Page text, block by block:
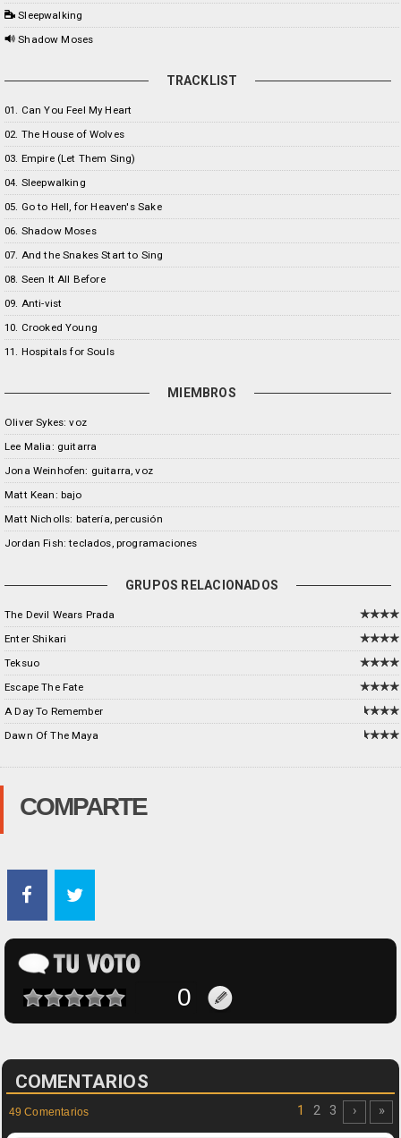
Sleepwalking
Shadow Moses
TRACKLIST
01. Can You Feel My Heart
02. The House of Wolves
03. Empire (Let Them Sing)
04. Sleepwalking
05. Go to Hell, for Heaven's Sake
06. Shadow Moses
07. And the Snakes Start to Sing
08. Seen It All Before
09. Anti-vist
10. Crooked Young
11. Hospitals for Souls
MIEMBROS
Oliver Sykes: voz
Lee Malia: guitarra
Jona Weinhofen: guitarra, voz
Matt Kean: bajo
Matt Nicholls: batería, percusión
Jordan Fish: teclados, programaciones
GRUPOS RELACIONADOS
The Devil Wears Prada
Enter Shikari
Teksuo
Escape The Fate
A Day To Remember
Dawn Of The Maya
COMPARTE
COMENTARIOS
49 Comentarios 1 2 3 › »